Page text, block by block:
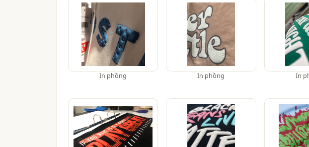
In phồng In phồng In